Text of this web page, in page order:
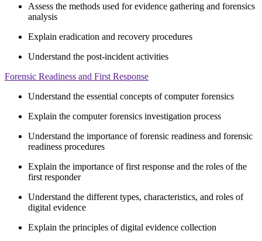
Assess the methods used for evidence gathering and forensics
analysis
Explain eradication and recovery procedures
Understand the post-incident activities
Forensic Readiness and First Response
Understand the essential concepts of computer forensics
Explain the computer forensics investigation process
Understand the importance of forensic readiness and forensic
readiness procedures
Explain the importance of first response and the roles of the
first responder
Understand the different types, characteristics, and roles of
digital evidence
Explain the principles of digital evidence collection